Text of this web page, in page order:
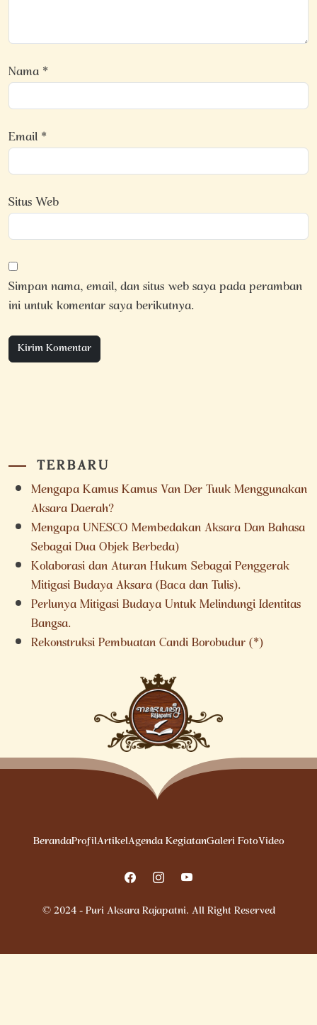
Nama*
Email*
Situs Web
Simpan nama, email, dan situs web saya pada peramban
ini untuk komentar saya berikutnya.
TERBARU
Mengapa Kamus Kamus Van Der Tuuk Menggunakan
Aksara Daerah?
Mengapa UNESCO Membedakan Aksara Dan Bahasa
Sebagai Dua Objek Berbeda)
Kolaborasi dan Aturan Hukum Sebagai Penggerak
Mitigasi Budaya Aksara (Baca dan Tulis).
Perlunya Mitigasi Budaya Untuk Melindungi Identitas
Bangsa.
Rekonstruksi Pembuatan Candi Borobudur (*)
BerandaProfilArtikelAgenda KegiatanGaleri FotoVideo
© 2024 - Puri Aksara Rajapatni. All Right Reserved